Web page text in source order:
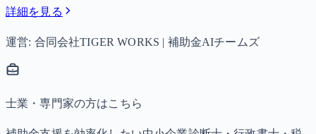
詳細を見る
運営: 合同会社TIGER WORKS | 補助金AIチームズ
士業・専門家の方はこちら